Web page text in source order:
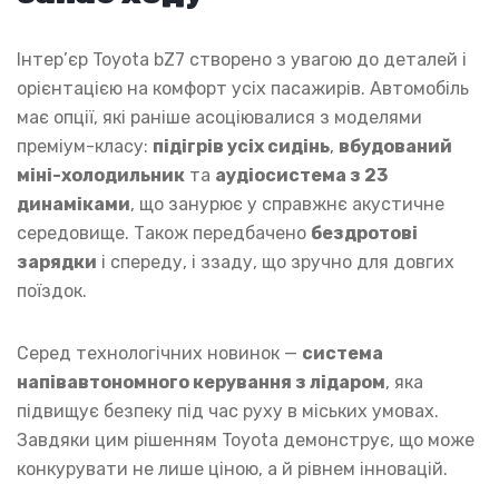
Інтер’єр Toyota bZ7 створено з увагою до деталей і
орієнтацією на комфорт усіх пасажирів. Автомобіль
має опції, які раніше асоціювалися з моделями
преміум-класу: підігрів усіх сидінь, вбудований
міні-холодильник та аудіосистема з 23
динаміками, що занурює у справжнє акустичне
середовище. Також передбачено бездротові
зарядки і спереду, і ззаду, що зручно для довгих
поїздок.
Серед технологічних новинок — система
напівавтономного керування з лідаром, яка
підвищує безпеку під час руху в міських умовах.
Завдяки цим рішенням Toyota демонструє, що може
конкурувати не лише ціною, а й рівнем інновацій.